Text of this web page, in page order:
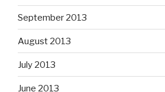
September 2013
August 2013
July 2013
June 2013